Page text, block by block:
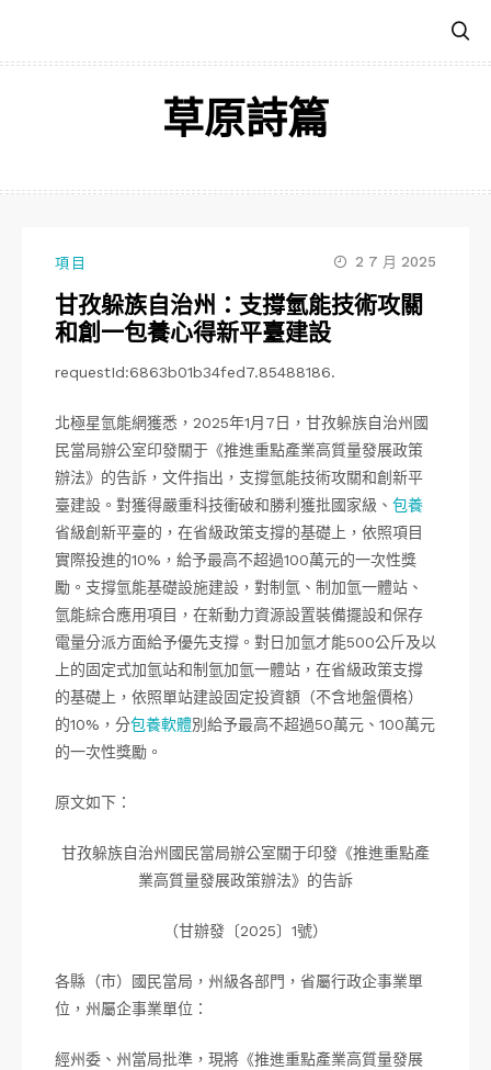
主
草原詩篇
項目 2 7 月 2025
甘孜躲族自治州：支撐氫能技術攻關
和創一包養心得新平臺建設
requestId:6863b01b34fed7.85488186.
北極星氫能網獲悉，2025年1月7日，甘孜躲族自治州國
民當局辦公室印發關于《推進重點產業高質量發展政策
辦法》的告訴，文件指出，支撐氫能技術攻關和創新平
臺建設。對獲得嚴重科技衝破和勝利獲批國家級、 包養
省級創新平臺的，在省級政策支撐的基礎上，依照項目
實際投進的10%，給予最高不超過100萬元的一次性獎
勵。支撐氫能基礎設施建設，對制氫、制加氫一體站、
氫能綜合應用項目，在新動力資源設置裝備擺設和保存
電量分派方面給予優先支撐。對日加氫才能500公斤及以
上的固定式加氫站和制氫加氫一體站，在省級政策支撐
的基礎上，依照單站建設固定投資額（不含地盤價格）
的10%，分包養軟體別給予最高不超過50萬元、100萬元
的一次性獎勵。
原文如下：
甘孜躲族自治州國民當局辦公室關于印發《推進重點產
業高質量發展政策辦法》的告訴
（甘辦發〔2025〕1號）
各縣（市）國民當局，州級各部門，省屬行政企事業單
位，州屬企事業單位：
經州委、州當局批準，現將《推進重點產業高質量發展